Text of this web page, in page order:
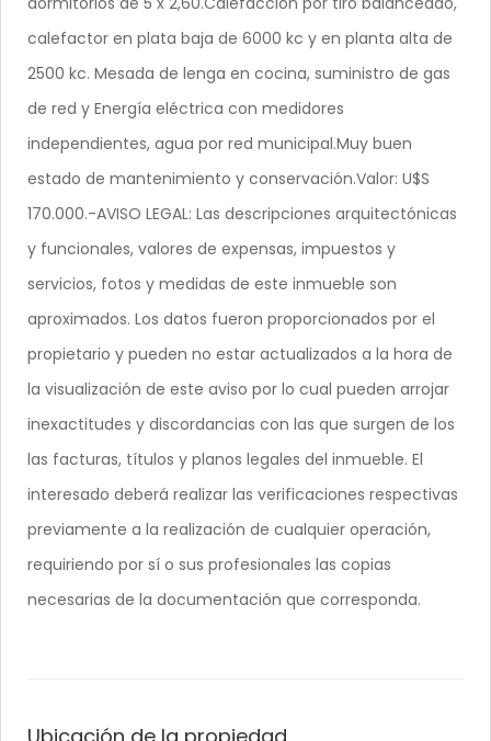
calefactor en plata baja de 6000 kc y en planta alta de
2500 kc. Mesada de lenga en cocina, suministro de gas
de red y Energía eléctrica con medidores
independientes, agua por red municipal.Muy buen
estado de mantenimiento y conservación.Valor: U$S
170.000.-AVISO LEGAL: Las descripciones arquitectónicas
y funcionales, valores de expensas, impuestos y
servicios, fotos y medidas de este inmueble son
aproximados. Los datos fueron proporcionados por el
propietario y pueden no estar actualizados a la hora de
la visualización de este aviso por lo cual pueden arrojar
inexactitudes y discordancias con las que surgen de los
las facturas, títulos y planos legales del inmueble. El
interesado deberá realizar las verificaciones respectivas
previamente a la realización de cualquier operación,
requiriendo por sí o sus profesionales las copias
necesarias de la documentación que corresponda.